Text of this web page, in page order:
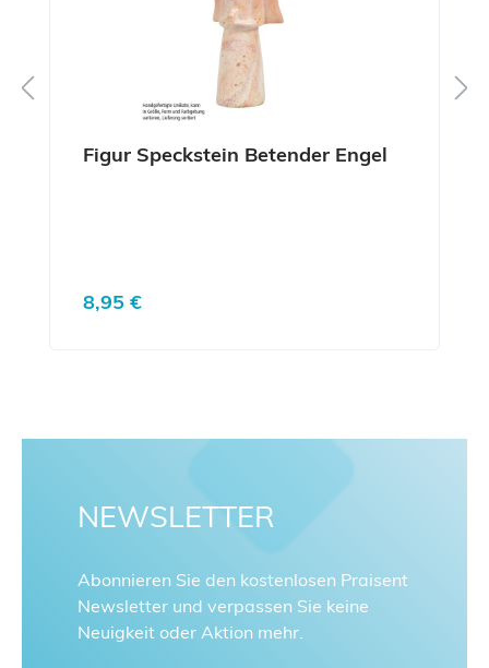
Figur Speckstein Betender Engel
Regulärer Preis:
8,95 €
NEWSLETTER
Abonnieren Sie den kostenlosen Praisent
Newsletter und verpassen Sie keine
Neuigkeit oder Aktion mehr.